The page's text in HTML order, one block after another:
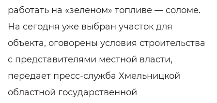
работать на «зеленом» топливе — соломе.
На сегодня уже выбран участок для
объекта, оговорены условия строительства
с представителями местной власти,
передает пресс-служба Хмельницкой
областной государственной